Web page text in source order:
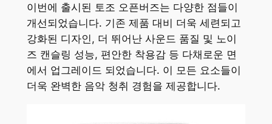
이번에 출시된 토조 오픈버즈는 다양한 점들이
개선되었습니다. 기존 제품 대비 더욱 세련되고
강화된 디자인, 더 뛰어난 사운드 품질 및 노이
즈 캔슬링 성능, 편안한 착용감 등 다채로운 면
에서 업그레이드 되었습니다. 이 모든 요소들이
더욱 완벽한 음악 청취 경험을 제공합니다.